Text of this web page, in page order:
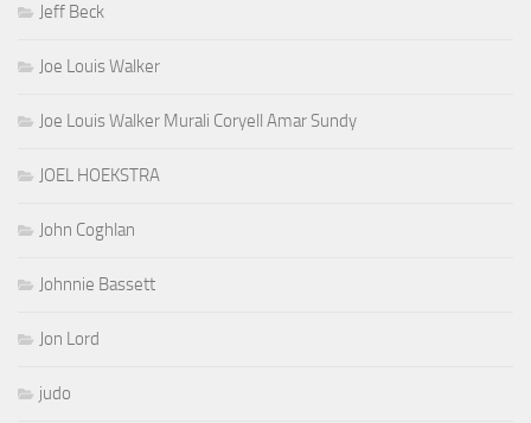
Jeff Beck
Joe Louis Walker
Joe Louis Walker Murali Coryell Amar Sundy
JOEL HOEKSTRA
John Coghlan
Johnnie Bassett
Jon Lord
judo